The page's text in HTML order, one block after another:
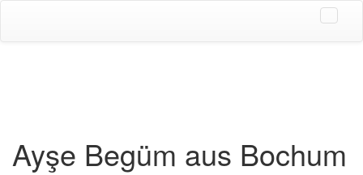
Ayşe Begüm aus Bochum